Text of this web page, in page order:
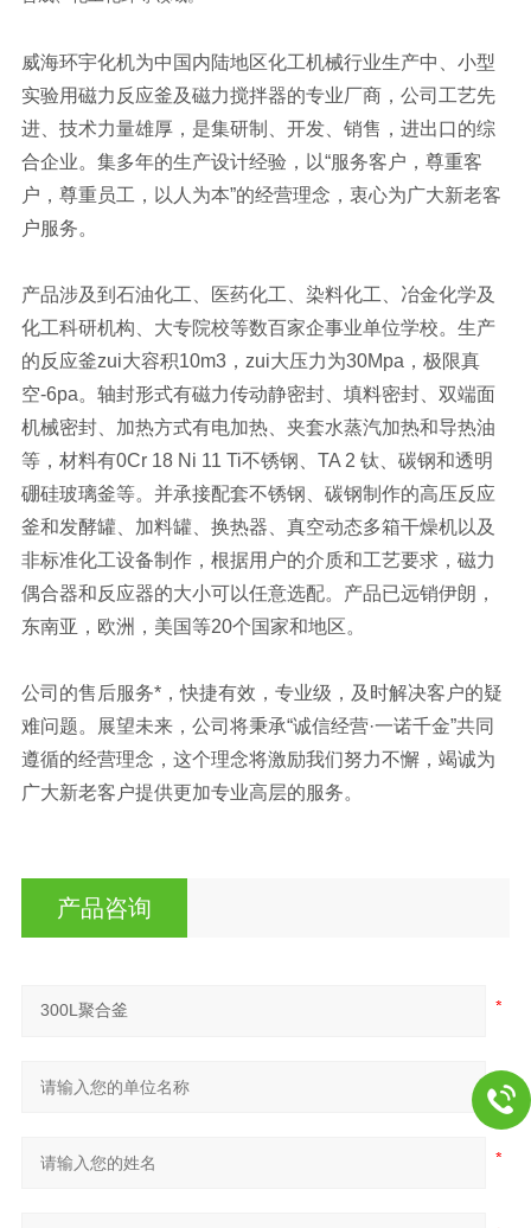
威海环宇化机为中国内陆地区化工机械行业生产中、小型
实验用磁力反应釜及磁力搅拌器的专业厂商，公司工艺先
进、技术力量雄厚，是集研制、开发、销售，进出口的综
合企业。集多年的生产设计经验，以“服务客户，尊重客
户，尊重员工，以人为本”的经营理念，衷心为广大新老客
户服务。
产品涉及到石油化工、医药化工、染料化工、冶金化学及
化工科研机构、大专院校等数百家企事业单位学校。生产
的反应釜zui大容积10m3，zui大压力为30Mpa，极限真
空-6pa。轴封形式有磁力传动静密封、填料密封、双端面
机械密封、加热方式有电加热、夹套水蒸汽加热和导热油
等，材料有0Cr 18 Ni 11 Ti不锈钢、TA 2 钛、碳钢和透明
硼硅玻璃釜等。并承接配套不锈钢、碳钢制作的高压反应
釜和发酵罐、加料罐、换热器、真空动态多箱干燥机以及
非标准化工设备制作，根据用户的介质和工艺要求，磁力
偶合器和反应器的大小可以任意选配。产品已远销伊朗，
东南亚，欧洲，美国等20个国家和地区。
公司的售后服务*，快捷有效，专业级，及时解决客户的疑
难问题。展望未来，公司将秉承“诚信经营·一诺千金”共同
遵循的经营理念，这个理念将激励我们努力不懈，竭诚为
广大新老客户提供更加专业高层的服务。
产品咨询